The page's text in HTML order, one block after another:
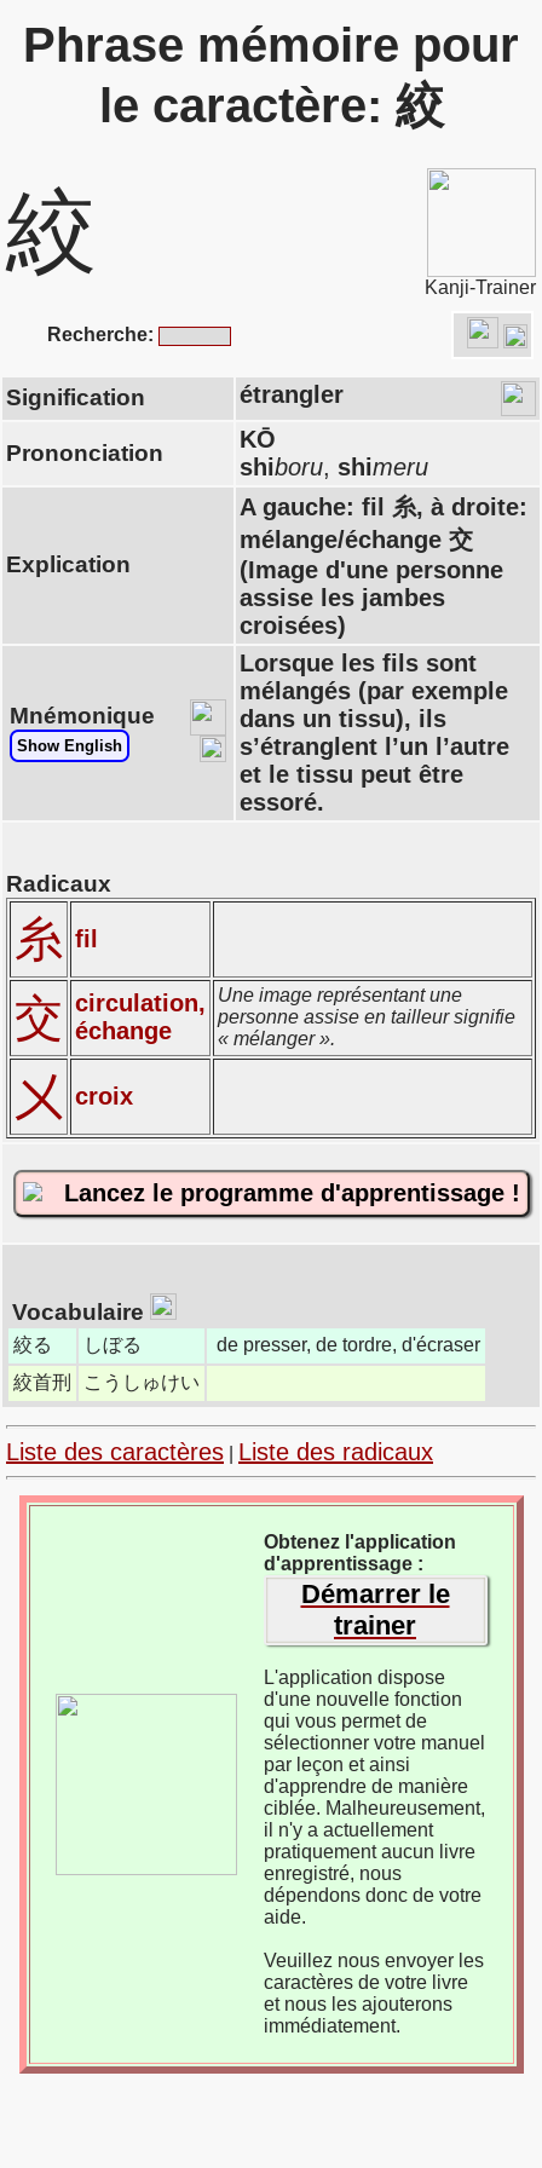
Phrase mémoire pour
le caractère: 絞
絞
Kanji-Trainer
Recherche:
Signification étrangler
Prononciation
KŌ
shiboru, shimeru
Explication
A gauche: fil 糸, à droite:
mélange/échange 交
(Image d'une personne
assise les jambes
croisées)
Mnémonique
Show English
Lorsque les fils sont
mélangés (par exemple
dans un tissu), ils
s’étranglent l’un l’autre
et le tissu peut être
essoré.
Radicaux
糸 fil
交 circulation,
échange
Une image représentant une
personne assise en tailleur signifie
« mélanger ».
㐅 croix
Lancez le programme d'apprentissage !
Vocabulaire
絞る しぼる
de presser, de tordre, d'écraser
絞首刑
こうしゅけい
Liste des caractères Liste des radicaux
Obtenez l'application
d'apprentissage :
Démarrer le
trainer
L'application dispose
d'une nouvelle fonction
qui vous permet de
sélectionner votre manuel
par leçon et ainsi
d'apprendre de manière
ciblée. Malheureusement,
il n'y a actuellement
pratiquement aucun livre
enregistré, nous
dépendons donc de votre
aide.
Veuillez nous envoyer les
caractères de votre livre
et nous les ajouterons
immédiatement.